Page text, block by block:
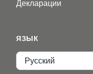
Декларации
ЯЗЫК
Язык